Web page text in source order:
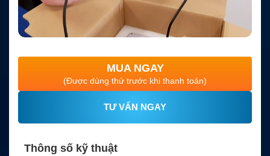
MUA NGAY
(Được dùng thử trước khi thanh toán)
TƯ VẤN NGAY
Thông số kỹ thuật